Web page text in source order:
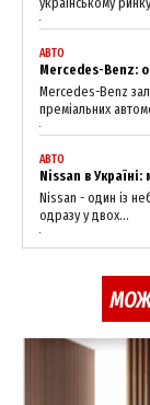
АВТО
Mercedes-Benz:
Mercedes-Benz
преміальних
АВТО
Nissan в
Nissan - один із
одразу у двох...